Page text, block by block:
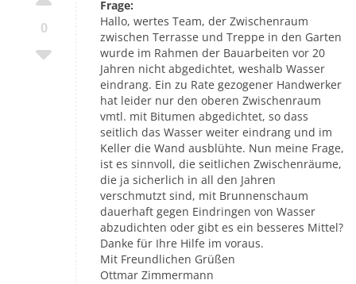
0
Frage:
Hallo, wertes Team, der Zwischenraum
zwischen Terrasse und Treppe in den Garten
wurde im Rahmen der Bauarbeiten vor 20
Jahren nicht abgedichtet, weshalb Wasser
eindrang. Ein zu Rate gezogener Handwerker
hat leider nur den oberen Zwischenraum
vmtl. mit Bitumen abgedichtet, so dass
seitlich das Wasser weiter eindrang und im
Keller die Wand ausblühte. Nun meine Frage,
ist es sinnvoll, die seitlichen Zwischenräume,
die ja sicherlich in all den Jahren
verschmutzt sind, mit Brunnenschaum
dauerhaft gegen Eindringen von Wasser
abzudichten oder gibt es ein besseres Mittel?
Danke für Ihre Hilfe im voraus.
Mit Freundlichen Grüßen
Ottmar Zimmermann